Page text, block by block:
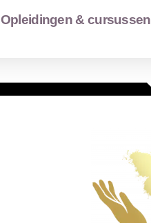
Opleidingen & cursussen